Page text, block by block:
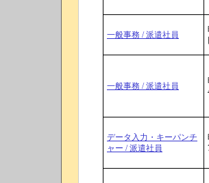
一般事務 / 派遣社員
一般事務 / 派遣社員
データ入力・キーパンチ
ャー / 派遣社員